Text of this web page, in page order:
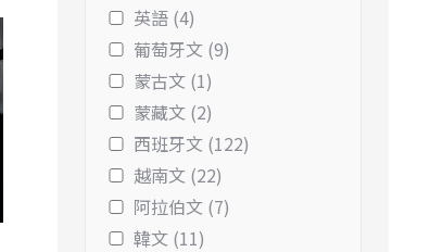
英語 (4)
葡萄牙文 (9)
蒙古文 (1)
蒙藏文 (2)
西班牙文 (122)
越南文 (22)
阿拉伯文 (7)
韓文 (11)